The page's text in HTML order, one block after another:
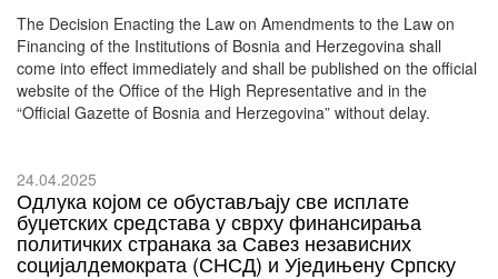
The Decision Enacting the Law on Amendments to the Law on
Financing of the Institutions of Bosnia and Herzegovina shall
come into effect immediately and shall be published on the official
website of the Office of the High Representative and in the
“Official Gazette of Bosnia and Herzegovina” without delay.
24.04.2025
Одлука којом се обустављају све исплате
буџетских средстава у сврху финансирања
политичких странака за Савез независних
социјалдемократа (СНСД) и Уједињену Српску